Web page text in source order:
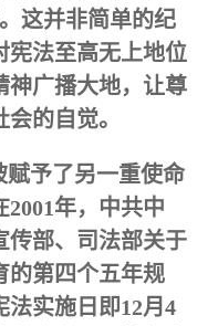
这并非简单的纪
宪法至高无上地位
神广播大地，让尊
的自觉。
赋予了另一重使命
年，中共中
传部、司法部关于
的第四个五年规
实施日即12月4